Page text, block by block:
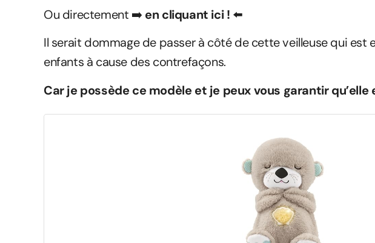
Ou directement ➡️ en cliquant ici ! ⬅️
Il serait dommage de passer à côté de cette veilleuse qui est
enfants à cause des contrefaçons.
Car je possède ce modèle et je peux vous garantir